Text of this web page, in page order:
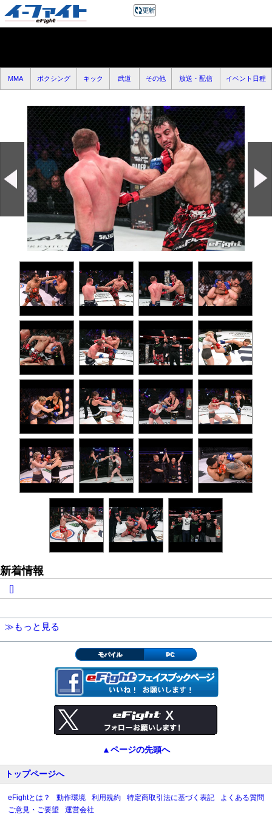
MMA ボクシング キック 武道 その他 放送・配信 イベント日程
新着情報
[]
≫もっと見る
モバイル PC
▲ページの先頭へ
トップページへ
eFightとは？ 動作環境 利用規約 特定商取引法に基づく表記
よくある質問
ご意見・ご要望
運営会社